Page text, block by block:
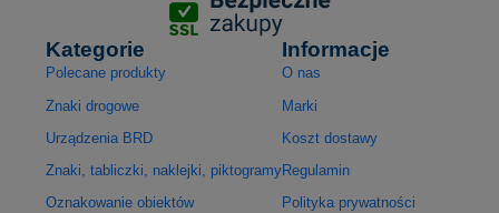
Kategorie
Polecane produkty
Znaki drogowe
Urządzenia BRD
Znaki, tabliczki, naklejki, piktogramy
Oznakowanie obiektów
Informacje
O nas
Marki
Koszt dostawy
Regulamin
Polityka prywatności